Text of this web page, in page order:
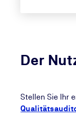
Der
Stellen Sie Ihr